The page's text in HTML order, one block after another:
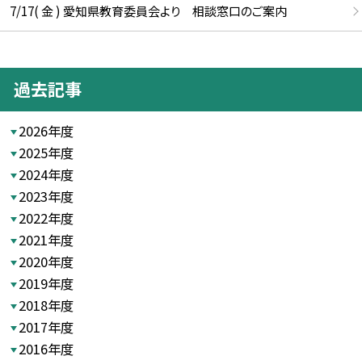
7/17( 金 ) 愛知県教育委員会より 相談窓口のご案内
過去記事
2026年度
2025年度
2024年度
2023年度
2022年度
2021年度
2020年度
2019年度
2018年度
2017年度
2016年度